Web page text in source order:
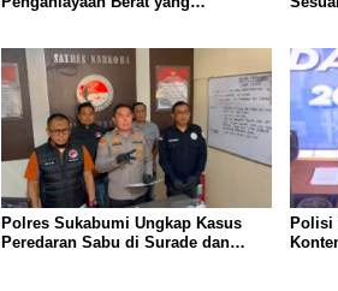
Polres Sukabumi Ungkap Kasus
Peredaran Sabu di Surade dan
Polisi